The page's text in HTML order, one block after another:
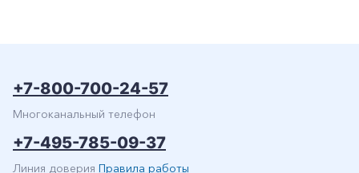
+7-800-700-24-57
Многоканальный телефон
+7-495-785-09-37
Линия доверия Правила работы